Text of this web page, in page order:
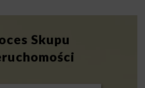
Skupu